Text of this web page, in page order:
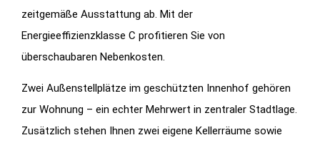
zeitgemäße Ausstattung ab. Mit der
Energieeffizienzklasse C profitieren Sie von
überschaubaren Nebenkosten.
Zwei Außenstellplätze im geschützten Innenhof gehören
zur Wohnung – ein echter Mehrwert in zentraler Stadtlage.
Zusätzlich stehen Ihnen zwei eigene Kellerräume sowie